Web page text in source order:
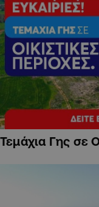
Τεμάχια Γης σε